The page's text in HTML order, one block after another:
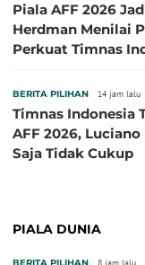
Piala AFF 2026
Herdman Menilai
Perkuat Timnas
BERITA PILIHAN 14 jam lalu
Timnas Indonesia
AFF 2026,
Saja Tidak Cukup
PIALA DUNIA